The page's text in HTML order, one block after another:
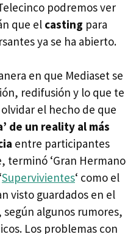
podremos ver
que el casting para
ya se ha abierto.
en que Mediaset se
redifusión y lo que te
el hecho de que
de un reality al más
entre participantes
terminó ‘Gran Hermano
Supervivientes‘ como el
visto guardados en el
algunos rumores,
Los problemas con